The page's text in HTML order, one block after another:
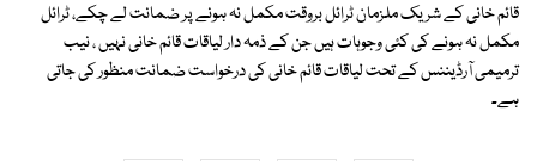
قائم خانی کے شریک ملزمان ٹرائل بروقت مکمل نہ ہونے پر ضمانت لے چکے، ٹرائل
مکمل نہ ہونے کی کئی وجوہات ہیں جن کے ذمہ دار لیاقات قائم خانی نہیں ، نیب
ترمیمی آرڈیننس کے تحت لیاقات قائم خانی کی درخواست ضمانت منظور کی جاتی
ہے۔